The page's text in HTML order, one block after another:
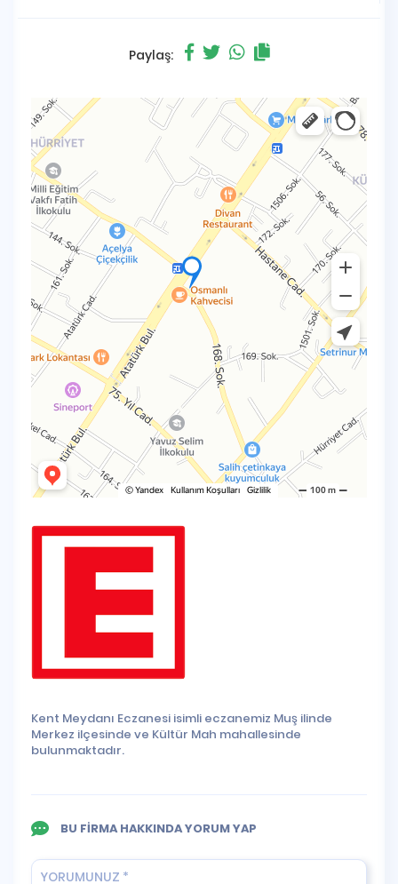
Paylaş:
Kent Meydanı Eczanesi isimli eczanemiz Muş ilinde
Merkez ilçesinde ve Kültür Mah mahallesinde
bulunmaktadır.
BU FİRMA HAKKINDA YORUM YAP